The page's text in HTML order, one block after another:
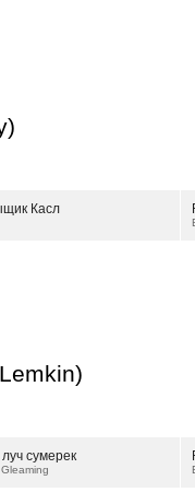
Касл
сумерек